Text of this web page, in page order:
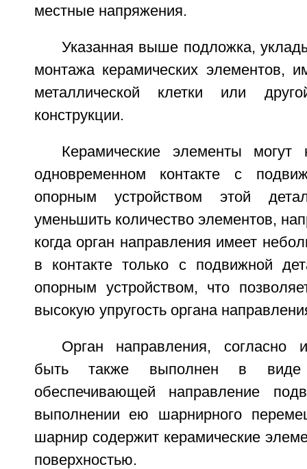
местные напряжения.
Указанная выше подложка,
монтажа керамических элементов,
металлической клетки или
конструкции.
Керамические элементы могут
одновременном контакте с
опорным устройством этой
уменьшить количество элементов,
когда орган направления имеет
в контакте только с подвижной
опорным устройством, что
высокую упругость органа
Орган направления, согласно
быть также выполнен в
обеспечивающей направление
выполнении ею шарнирного
шарнир содержит керамические
поверхностью.